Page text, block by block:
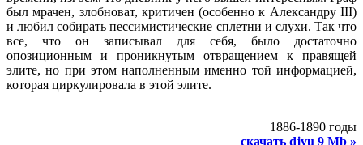
был мрачен, злобноват, критичен (особенно к Александру III)
и любил собирать пессимистические сплетни и слухи. Так что
все, что он записывал для себя, было достаточно
опозиционным и проникнутым отвращением к правящей
элите, но при этом наполненным именно той информацией,
которая циркулировала в этой элите.
1886-1890 годы
скачать djvu 9 Mb »